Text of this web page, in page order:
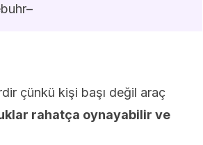
çünkü kişi başı değil araç
rahatça oynayabilir ve